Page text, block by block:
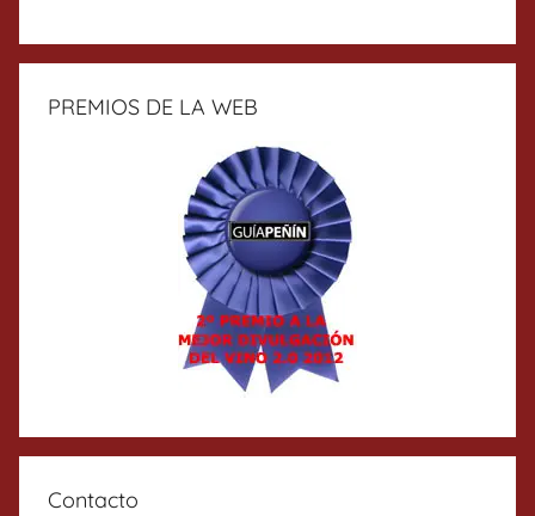
PREMIOS DE LA WEB
Contacto